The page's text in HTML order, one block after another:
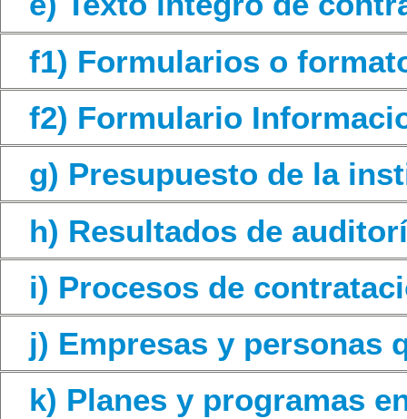
f1) Formularios o
f2) Formulario
g) Presupuesto de la
h) Resultados de
i) Procesos de
j) Empresas y personas
k) Planes y programas